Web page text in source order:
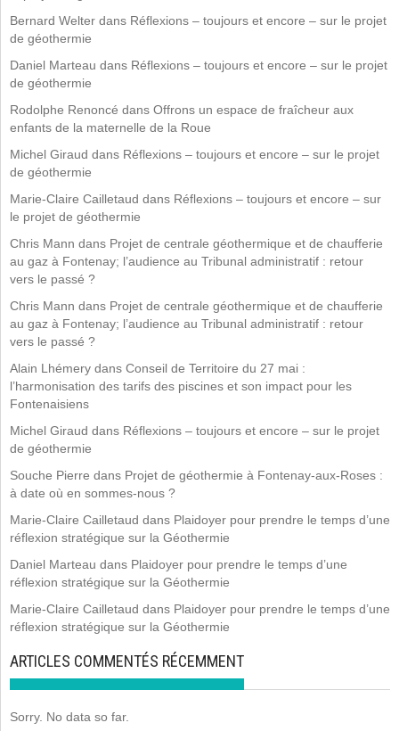
Bernard Welter dans Réflexions – toujours et encore – sur le projet
de géothermie
Daniel Marteau dans Réflexions – toujours et encore – sur le projet
de géothermie
Rodolphe Renoncé dans Offrons un espace de fraîcheur aux
enfants de la maternelle de la Roue
Michel Giraud dans Réflexions – toujours et encore – sur le projet
de géothermie
Marie-Claire Cailletaud dans Réflexions – toujours et encore – sur
le projet de géothermie
Chris Mann dans Projet de centrale géothermique et de chaufferie
au gaz à Fontenay; l’audience au Tribunal administratif : retour
vers le passé ?
Chris Mann dans Projet de centrale géothermique et de chaufferie
au gaz à Fontenay; l’audience au Tribunal administratif : retour
vers le passé ?
Alain Lhémery dans Conseil de Territoire du 27 mai :
l’harmonisation des tarifs des piscines et son impact pour les
Fontenaisiens
Michel Giraud dans Réflexions – toujours et encore – sur le projet
de géothermie
Souche Pierre dans Projet de géothermie à Fontenay-aux-Roses :
à date où en sommes-nous ?
Marie-Claire Cailletaud dans Plaidoyer pour prendre le temps d’une
réflexion stratégique sur la Géothermie
Daniel Marteau dans Plaidoyer pour prendre le temps d’une
réflexion stratégique sur la Géothermie
Marie-Claire Cailletaud dans Plaidoyer pour prendre le temps d’une
réflexion stratégique sur la Géothermie
ARTICLES COMMENTÉS RÉCEMMENT
Sorry. No data so far.